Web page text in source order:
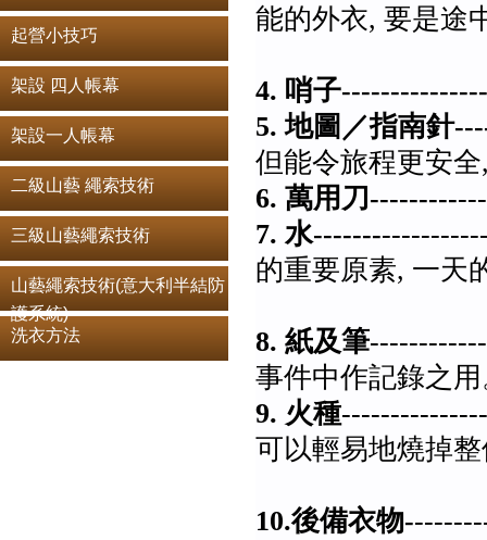
起營小技巧
架設 四人帳幕
架設一人帳幕
二級山藝 繩索技術
三級山藝繩索技術
山藝繩索技術(意大利半結防
護系統)
洗衣方法
能的外衣, 要是途
4. 哨子---------------
5. 地圖／指南針
但能令旅程更安全
6. 萬用刀---------
7. 水-------
的重要原素, 一天
8. 紙及筆
事件中作記錄之
9. 火種
可以輕易地燒掉
10.後備衣物-